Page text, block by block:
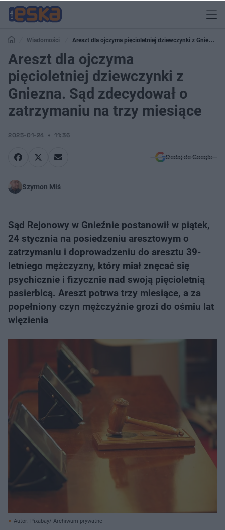
Wiadomości
Areszt dla ojczyma pięcioletniej dziewczynki z Gniezna.
Sąd zdecydował o zatrzymaniu na trzy miesiące
Areszt dla ojczyma
pięcioletniej dziewczynki z
Gniezna. Sąd zdecydował o
zatrzymaniu na trzy miesiące
2025-01-24 11:36
Dodaj do Google
Szymon Miś
Sąd Rejonowy w Gnieźnie postanowił w piątek,
24 stycznia na posiedzeniu aresztowym o
zatrzymaniu i doprowadzeniu do aresztu 39-
letniego mężczyzny, który miał znęcać się
psychicznie i fizycznie nad swoją pięcioletnią
pasierbicą. Areszt potrwa trzy miesiące, a za
popełniony czyn mężczyźnie grozi do ośmiu lat
więzienia
Autor: Pixabay/ Archiwum prywatne